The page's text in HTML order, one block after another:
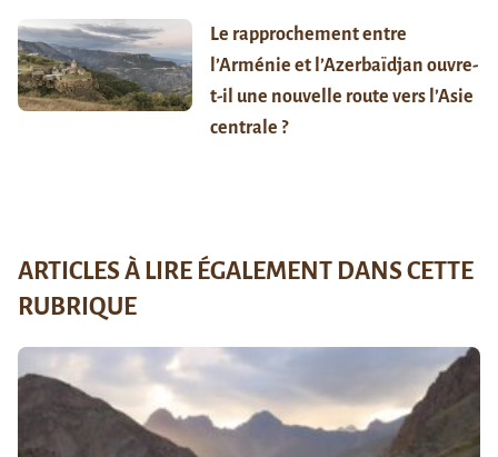
Le rapprochement entre
l’Arménie et l’Azerbaïdjan ouvre-
t-il une nouvelle route vers l’Asie
centrale ?
ARTICLES À LIRE ÉGALEMENT DANS CETTE
RUBRIQUE